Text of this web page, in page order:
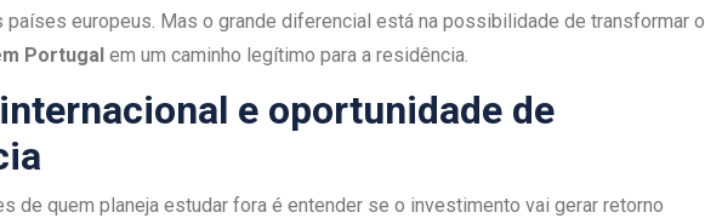
países europeus. Mas o grande diferencial está na possibilidade de transformar o
Portugal em um caminho legítimo para a residência.
e oportunidade de
de quem planeja estudar fora é entender se o investimento vai gerar retorno